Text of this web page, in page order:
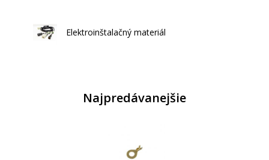
Elektroinštalačný materiál
Najpredávanejšie